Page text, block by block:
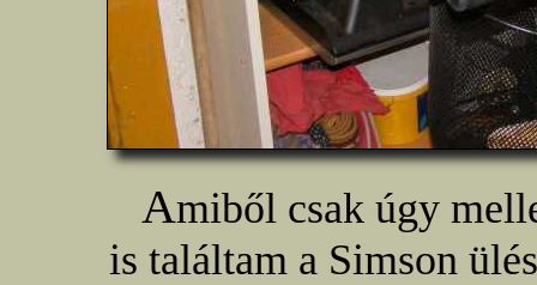
Amiből csak úgy
is találtam a Simson